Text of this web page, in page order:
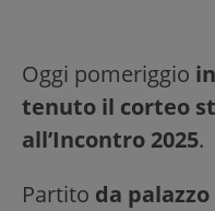
Oggi pomeriggio
tenuto il corteo
all’Incontro 2025.
Partito da